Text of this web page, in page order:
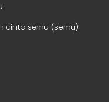
cinta semu (semu)